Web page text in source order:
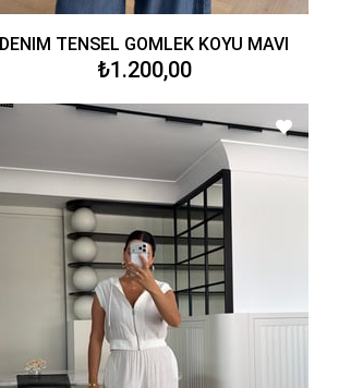
DENİM TENSEL GÖMLEK KOYU MAVİ
₺1.200,00